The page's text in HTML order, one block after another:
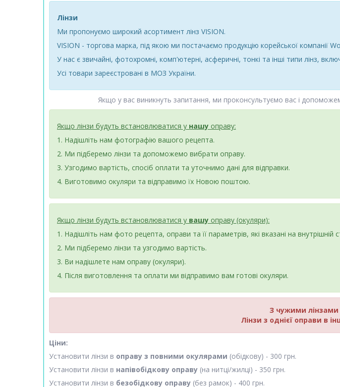
Лінзи
Ми пропонуємо широкий асортимент лінз VISION.
VISION - торгова марка, під якою ми постачаємо продукцію корейської компанії
У нас є звичайні, фотохромні, комп'ютерні, асферичні, тонкі та інші типи лінз,
Усі товари зареєстровані в МОЗ України.
Якщо у вас виникнуть запитання, ми проконсультуємо вас і
Якщо лінзи будуть встановлюватися у нашу оправу:
1. Надішліть нам фотографію вашого рецепта.
2. Ми підберемо лінзи та допоможемо вибрати оправу.
3. Узгодимо вартість, спосіб оплати та уточнимо дані для відправки.
4. Виготовимо окуляри та відправимо їх Новою поштою.
Якщо лінзи будуть встановлюватися у вашу оправу (окуляри):
1. Надішліть нам фото рецепта, оправи та її параметрів, які вказані на внутрішній
2. Ми підберемо лінзи та узгодимо вартість.
3. Ви надішлете нам оправу (окуляри).
4. Після виготовлення та оплати ми відправимо вам готові окуляри.
З чужими лінзами
Лінзи з однієї оправи в
Ціни:
Установити лінзи в оправу з повними окулярами (обідкову) - 300 грн.
Установити лінзи в напівобідкову оправу (на нитці/жилці) - 350 грн.
Установити лінзи в безобідкову оправу (без рамок) - 400 грн.